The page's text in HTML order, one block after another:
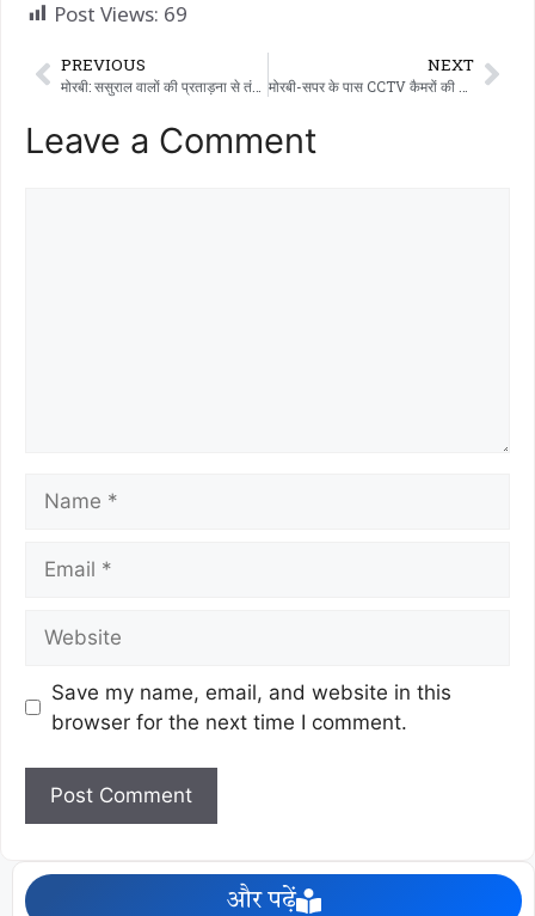
Post Views: 69
PREVIOUS NEXT
Leave a Comment
Save my name, email, and website in this
browser for the next time I comment.
और पढ़ें